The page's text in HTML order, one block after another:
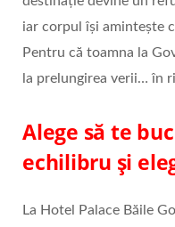
iar corpul își amintește
Pentru că toamna la
la prelungirea verii… în
Alege să te
echilibru și
La Hotel Palace Băile